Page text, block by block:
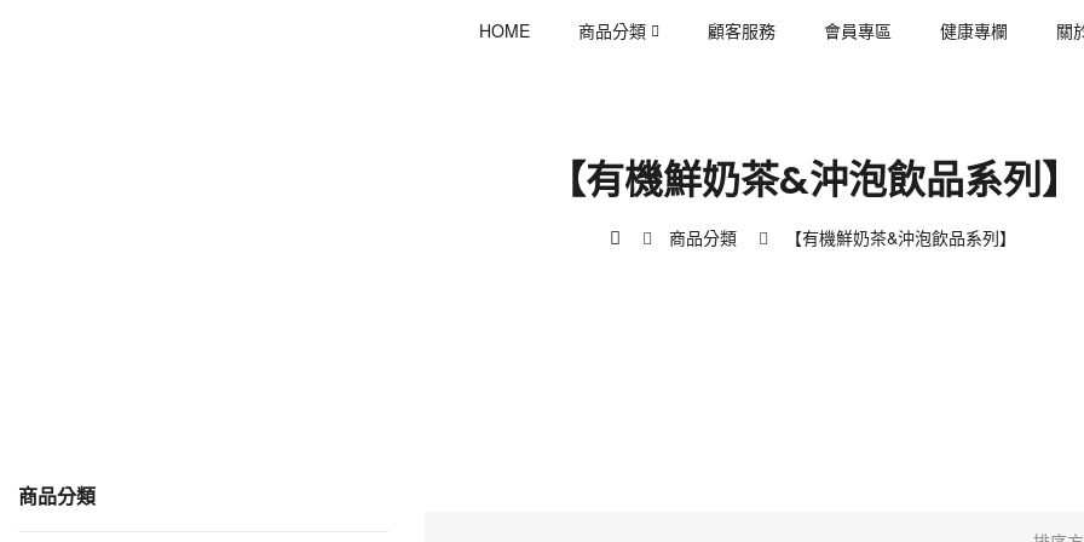
HOME 商品分類 顧客服務 會員專區 健康專欄 關
【有機鮮奶茶&沖泡飲品系列】
商品分類 【有機鮮奶茶&沖泡飲品系列】
商品分類